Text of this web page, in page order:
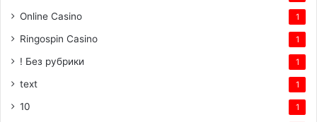
Online Casino 1
Ringospin Casino 1
! Без рубрики 1
text 1
10 1